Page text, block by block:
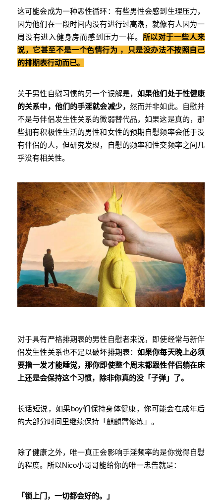
这可能会成为一种恶性循环：有些男性会感到生理压力，
因为他们在一段时间内没有进行过高潮，就像有人因为一
周没有进入健身房而感到压力一样。 所以对于一些人来
说，它甚至不是一个色情行为 ，只是没办法不按照自己
的排期表行动而已。
关于男性自慰习惯的另一个误解是， 如果他们处于性健康
的关系中，他们的手淫就会减少， 然而并非如此。自慰并
不是与伴侣发生性关系的微弱替代品，如果这是真的，那
些拥有积极性生活的男性和女性的预期自慰频率会低于没
有伴侣的人，但研究发现，自慰的频率和性交频率之间几
乎没有相关性。
对于具有严格排期表的男性自慰者来说，即使经常与新伴
侣发生性关系也不足以破坏排期表： 如果你每天晚上必须
要撸一发才能睡觉，那你即使整个周末都跟性伴侣躺在床
上还是会保持这个习惯，除非你真的没「子弹」了。
长话短说，如果boy们保持身体健康，你可能会在成年后
的大部分时间里继续保持「麒麟臂修炼」。
除了健康之外，唯一真正会影响手淫频率的是你觉得自慰
的程度。所以Nico小哥哥能给你的唯一忠告就是：
「锁上门，一切都会好的。」